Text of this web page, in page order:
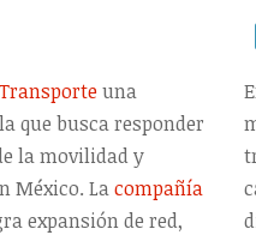
una
que busca responder
la movilidad y
México. Lacompañía
expansión de red,